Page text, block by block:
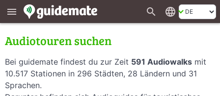
menu search language
Audiotouren suchen
Bei guidemate findest du zur Zeit 591 Audiowalks mit
10.517 Stationen in 296 Städten, 28 Ländern und 31
Sprachen.